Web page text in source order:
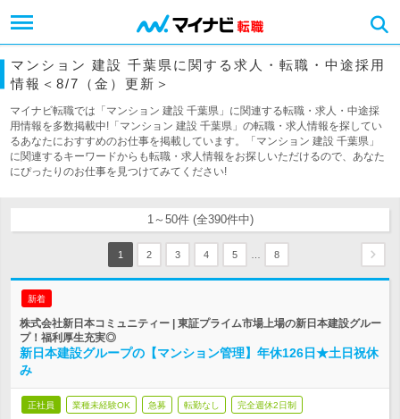
マンション 建設 千葉県に関する求人・転職・中途採用
情報＜8/7（金）更新＞
マイナビ転職では「マンション 建設 千葉県」に関連する転職・求人・中途採
用情報を多数掲載中!「マンション 建設 千葉県」の転職・求人情報を探してい
るあなたにおすすめのお仕事を掲載しています。「マンション 建設 千葉県」
に関連するキーワードからも転職・求人情報をお探しいただけるので、あなた
にぴったりのお仕事を見つけてみてください!
1～50件 (全390件中)
1 2 3 4 5 8
新着
株式会社新日本コミュニティー | 東証プライム市場上場の新日本建設グルー
プ！福利厚生充実◎
新日本建設グループの【マンション管理】年休126日★土日祝休
み
正社員 業種未経験OK 急募 転勤なし 完全週休2日制